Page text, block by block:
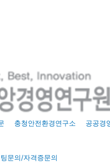
충청안전환경연구소 공공경
문의/자격증문의